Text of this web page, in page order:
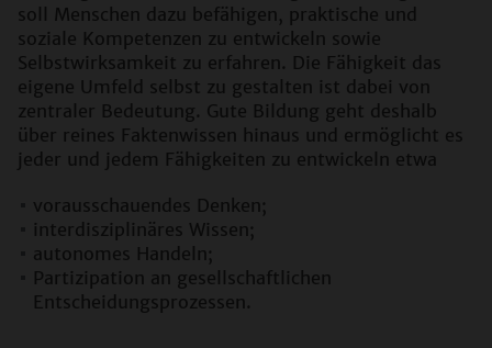
soll Menschen dazu befähigen, praktische und
soziale Kompetenzen zu entwickeln sowie
Selbstwirksamkeit zu erfahren. Die Fähigkeit das
eigene Umfeld selbst zu gestalten ist dabei von
zentraler Bedeutung. Gute Bildung geht deshalb
über reines Faktenwissen hinaus und ermöglicht es
jeder und jedem Fähigkeiten zu entwickeln etwa
vorausschauendes Denken;
interdisziplinäres Wissen;
autonomes Handeln;
Partizipation an gesellschaftlichen
Entscheidungsprozessen.